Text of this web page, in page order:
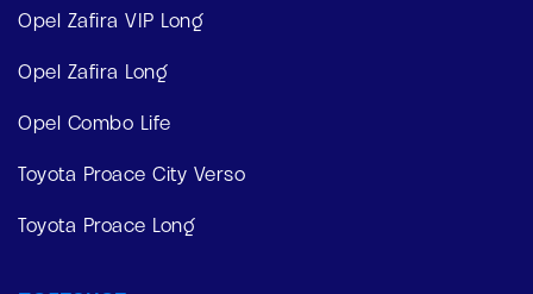
Opel Zafira VIP Long
Opel Zafira Long
Opel Combo Life
Toyota Proace City Verso
Toyota Proace Long